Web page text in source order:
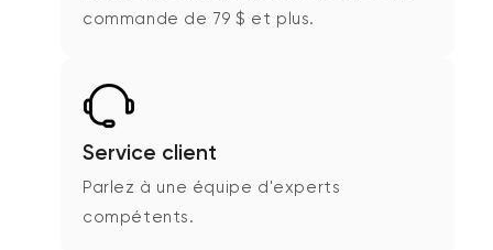
commande de 79 $ et plus.
Service client
Parlez à une équipe d'experts
compétents.